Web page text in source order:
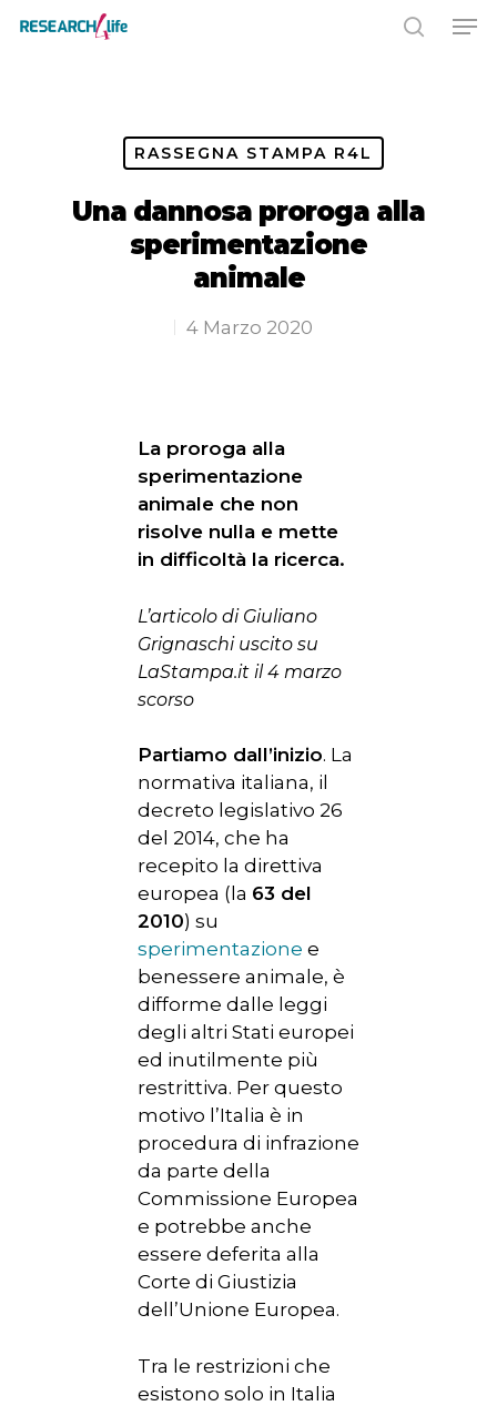
per chiudere
RASSEGNA STAMPA R4L
Una dannosa proroga alla
sperimentazione
animale
4 Marzo 2020
La proroga alla
sperimentazione
animale che non
risolve nulla e mette
in difficoltà la ricerca.
L’articolo di Giuliano
Grignaschi uscito su
LaStampa.it il 4 marzo
scorso
Partiamo dall’inizio. La
normativa italiana, il
decreto legislativo 26
del 2014, che ha
recepito la direttiva
europea (la 63 del
2010) su
sperimentazione e
benessere animale, è
difforme dalle leggi
degli altri Stati europei
ed inutilmente più
restrittiva. Per questo
motivo l’Italia è in
procedura di infrazione
da parte della
Commissione Europea
e potrebbe anche
essere deferita alla
Corte di Giustizia
dell’Unione Europea.
Tra le restrizioni che
esistono solo in Italia